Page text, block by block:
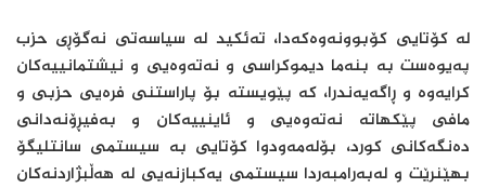
لە کۆتایی کۆبوونەوەکەدا، تەئکید لە سیاسەتی نەگۆڕی حزب
پەیوەست بە بنەما دیموکراسی و نەتەوەیی و نیشتمانییەکان
کرایەوە و ڕاگەیەندرا، کە پێویستە بۆ پاراستنی فرەیی حزبی و
مافی پێکهاتە نەتەوەیی و ئاینییەکان و بەفیڕۆنەدانی
دەنگەکانی کورد، بۆلەمەودوا کۆتایی بە سیستمی سانتلیگۆ
بهێنرێت و لەبەرامبەردا سیستمی یەکبازنەیی لە هەڵبژاردنەکان